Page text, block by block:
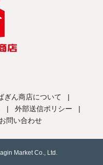
ぎん商店について
|
| 外部送信ポリシー
|
お問い合わせ
Market Co., Ltd.